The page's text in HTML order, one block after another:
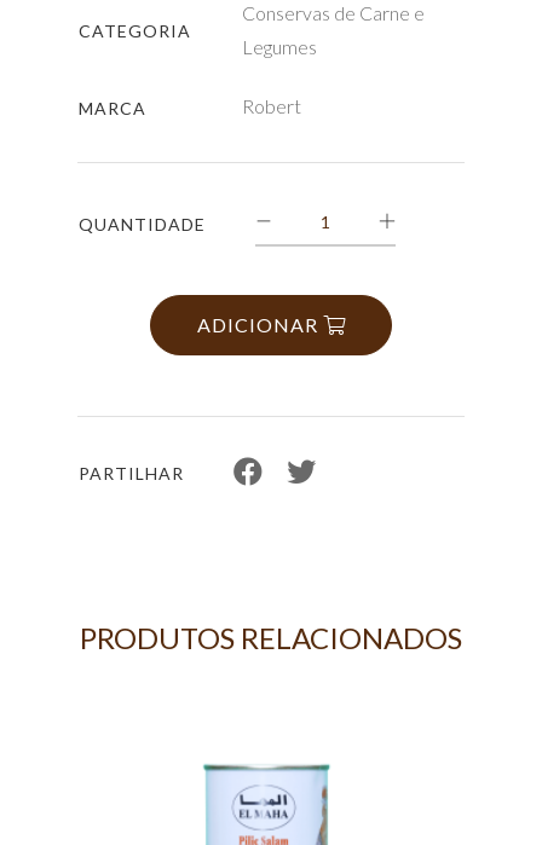
CATEGORIA
Conservas de Carne e
Legumes
MARCA Robert
QUANTIDADE
ADICIONAR
PARTILHAR
PRODUTOS RELACIONADOS